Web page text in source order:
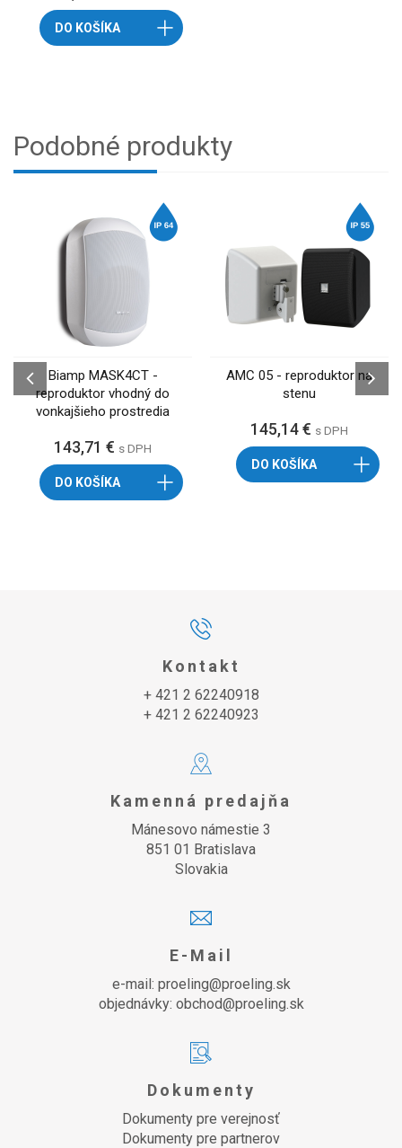
DO KOŠÍKA
Podobné produkty
Biamp MASK4CT -
reproduktor vhodný do
vonkajšieho prostredia
143,71 € s DPH
DO KOŠÍKA
AMC 05 - reproduktor na
stenu
145,14 € s DPH
DO KOŠÍKA
Kontakt
+ 421 2 62240918
+ 421 2 62240923
Kamenná predajňa
Mánesovo námestie 3
851 01 Bratislava
Slovakia
E-Mail
e-mail: proeling@proeling.sk
objednávky: obchod@proeling.sk
Dokumenty
Dokumenty pre verejnosť
Dokumenty pre partnerov